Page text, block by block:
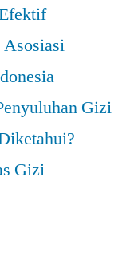
Asosiasi
Gizi
Gizi